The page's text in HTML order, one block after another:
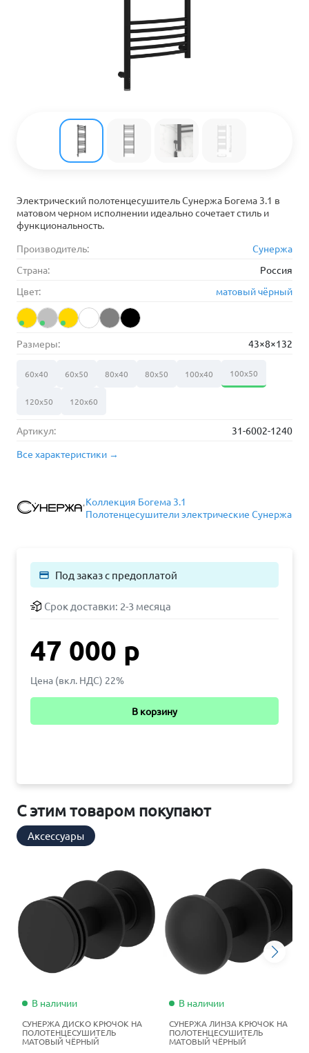
Электрический полотенцесушитель Сунержа Богема 3.1 в
матовом черном исполнении идеально сочетает стиль и
функциональность.
Производитель:
Сунержа
Страна:
Россия
Цвет:
матовый чёрный
Размеры: 43×8×132
60х40 60х50 80х40 80х50 100х40 100х50
120х50 120х60
Артикул:
31-6002-1240
Все характеристики →
Коллекция Богема 3.1
Полотенцесушители электрические Сунержа
payment Под заказ с предоплатой
Срок доставки: 2-3 месяца
47 000 р
Цена (вкл. НДС) 22%
В корзину
С этим товаром покупают
Аксессуары
В наличии
СУНЕРЖА ДИСКО КРЮЧОК НА
ПОЛОТЕНЦЕСУШИТЕЛЬ
МАТОВЫЙ ЧЁРНЫЙ
В наличии
СУНЕРЖА ЛИНЗА КРЮЧОК НА
ПОЛОТЕНЦЕСУШИТЕЛЬ
МАТОВЫЙ ЧЁРНЫЙ